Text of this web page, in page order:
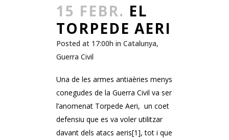
15 FEBR. EL
TORPEDE AERI
Posted at 17:00h in Catalunya,
Guerra Civil
Una de les armes antiaèries menys
conegudes de la Guerra Civil va ser
l’anomenat Torpede Aeri, un coet
defensiu que es va voler utilitzar
davant dels atacs aeris[1], tot i que